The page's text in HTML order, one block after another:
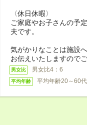
〈休日休暇〉
ご家庭やお子さんの予
夫です。
気がかりなことは施設へ
お伝えいたしますので
男女比 男女比4：6
平均年齢 平均年齢20～60